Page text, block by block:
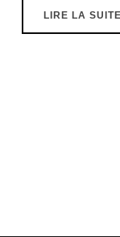
LIRE LA SUITE